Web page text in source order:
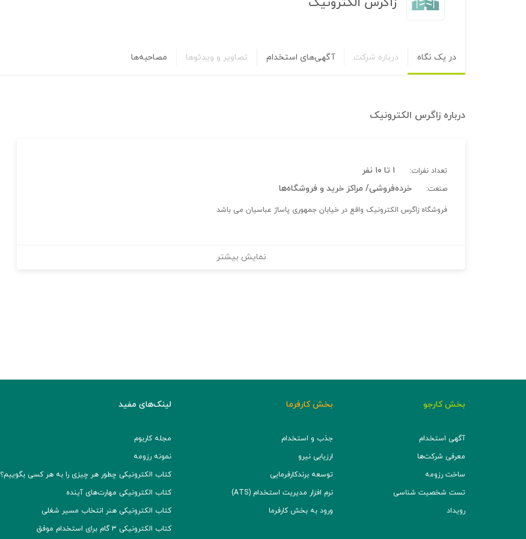
در یک نگاه درباره شرکت آگهی‌های استخدام تصاویر و ویدئوها مصاحبه‌ها
درباره زاگرس الکترونیک
تعداد نفرات: ۱ تا ۱۰ نفر
صنعت: خرده‌فروشی/ مراکز خرید و فروشگاه‌ها
فروشگاه زاگرس الکترونیک واقع در خیابان جمهوری پاساژ عباسیان می باشد
نمایش بیشتر
بخش کارجو
آگهی استخدام
معرفی شرکت‌ها
ساخت رزومه
تست شخصیت شناسی
رویداد
بخش کارفرما
جذب و استخدام
ارزیابی نیرو
توسعه برند‌کارفرمایی
نرم افزار مدیریت استخدام (ATS)
ورود به بخش کارفرما
لینک‌های مفید
مجله کاربوم
نمونه رزومه
کتاب الکترونیکی چطور هر چیزی را به هر کسی بگوییم؟
کتاب الکترونیکی مهارت‌های آینده
کتاب الکترونیکی هنر انتخاب مسیر شغلی
کتاب الکترونیکی ۳ گام برای استخدام موفق